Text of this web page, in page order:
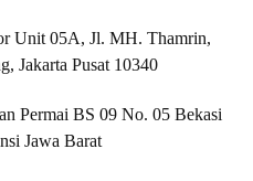
Unit 05A, Jl. MH. Thamrin,
Jakarta Pusat 10340
Permai BS 09 No. 05 Bekasi
Jawa Barat